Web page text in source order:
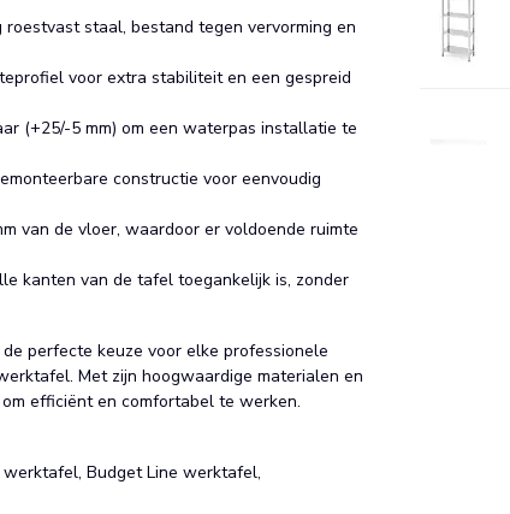
staal, bestand tegen vervorming en
voor extra stabiliteit en een gespreid
(+25/-5 mm) om een waterpas installatie te
constructie voor eenvoudig
van de vloer, waardoor er voldoende ruimte
kanten van de tafel toegankelijk is, zonder
perfecte keuze voor elke professionele
Met zijn hoogwaardige materialen en
efficiënt en comfortabel te werken.
Budget Line werktafel,